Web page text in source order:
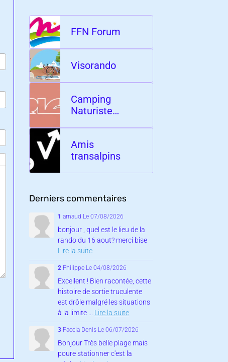
FFN Forum
Visorando
Camping
Naturiste
Amis
transalpins
Derniers commentaires
1 arnaud Le 07/08/2026
bonjour , quel est le lieu de la
rando du 16 aout? merci bise
Lire la suite
2 Philippe Le 04/08/2026
Excellent ! Bien racontée, cette
histoire de sortie truculente
est drôle malgré les situations
à la limite ... Lire la suite
3 Faccia Denis Le 06/07/2026
Bonjour Très belle plage mais
poure stationner c'est la